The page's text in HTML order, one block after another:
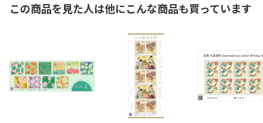
この商品を見た人は他にこんな商品も買っています